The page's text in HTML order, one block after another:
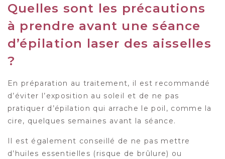
Quelles sont les précautions
à prendre avant une séance
d’épilation laser des aisselles
?
En préparation au traitement, il est recommandé
d’éviter l’exposition au soleil et de ne pas
pratiquer d’épilation qui arrache le poil, comme la
cire, quelques semaines avant la séance.
Il est également conseillé de ne pas mettre
d’huiles essentielles (risque de brûlure) ou